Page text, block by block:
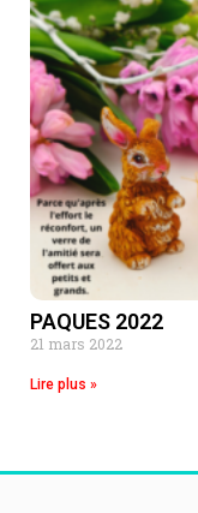
PAQUES 2022
21 mars 2022
Lire plus »